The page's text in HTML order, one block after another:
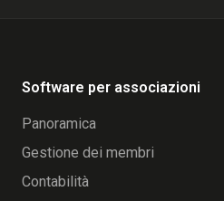
Software per associazioni
Panoramica
Gestione dei membri
Contabilità